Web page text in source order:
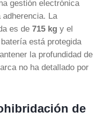
gestión electrónica
La
es de 715 kg y el
está protegida
la profundidad de
no ha detallado por
de